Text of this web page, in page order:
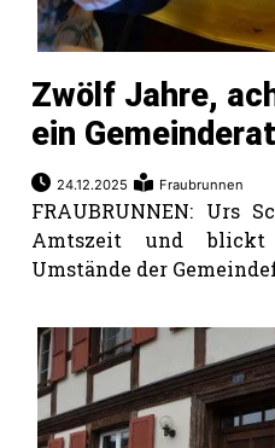
Zwölf Jahre,
ein
24.12.2025 Fraubrunnen
FRAUBRUNNEN: Urs
Amtszeit und
Umstände der